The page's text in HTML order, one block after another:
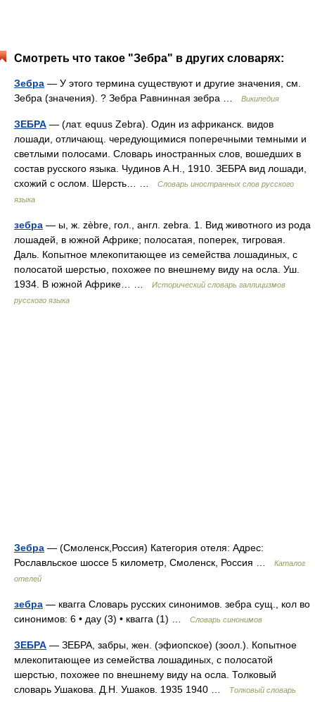
Смотреть что такое "Зебра" в других словарях:
Зебра — У этого термина существуют и другие значения, см.
Зебра (значения). ? Зебра Равнинная зебра …
Википедия
ЗЕБРА — (лат. equus Zebra). Один из африканск. видов
лошади, отличающ. чередующимися поперечными темными и
светлыми полосами. Словарь иностранных слов, вошедших в
состав русского языка. Чудинов А.Н., 1910. ЗЕБРА вид лошади,
схожий с ослом. Шерсть… …
Словарь иностранных слов русского
языка
зебра — ы, ж. zèbre, гол., англ. zebra. 1. Вид животного из рода
лошадей, в южной Африке; полосатая, поперек, тигровая.
Даль. Копытное млекопитающее из семейства лошадиных, с
полосатой шерстью, похожее по внешнему виду на осла. Уш.
1934. В южной Африке… …
Исторический словарь галлицизмов
русского языка
Зебра — (Смоленск,Россия) Категория отеля: Адрес:
Рославльское шоссе 5 километр, Смоленск, Россия …
Каталог
отелей
зебра — квагга Словарь русских синонимов. зебра сущ., кол во
синонимов: 6 • дау (3) • квагга (1) …
Словарь синонимов
ЗЕБРА — ЗЕБРА, забры, жен. (эфиопское) (зоол.). Копытное
млекопитающее из семейства лошадиных, с полосатой
шерстью, похожее по внешнему виду на осла. Толковый
словарь Ушакова. Д.Н. Ушаков. 1935 1940 …
Толковый словарь